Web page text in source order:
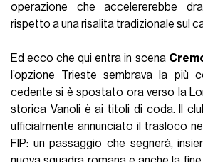
operazione che accelererebbe
rispetto a una risalita tradizionale sul
Ed ecco che qui entra in scena
l’opzione Trieste sembrava la più
cedente si è spostato ora verso la
storica Vanoli è ai titoli di coda. Il
ufficialmente annunciato il trasloco
FIP: un passaggio che segnerà,